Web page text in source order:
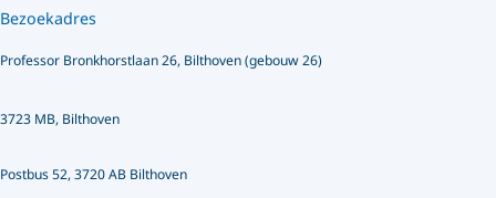
Bezoekadres
Professor Bronkhorstlaan 26, Bilthoven (gebouw 26)
3723 MB, Bilthoven
Postbus 52, 3720 AB Bilthoven